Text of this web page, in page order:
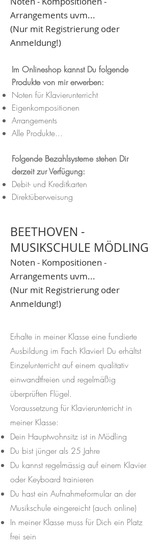
Arrangements uvm...
(Nur mit Registrierung oder
Anmeldung!)
Im Onlineshop kannst Du folgende
Produkte von mir erwerben:
Noten für Klavierunterricht
Eigenkompositionen
Arrangements
Alle Produkte...
Folgende Bezahlsysteme stehen Dir
derzeit zur Verfügung:
Debit- und Kreditkarten
Direktüberweisung
BEETHOVEN -
MUSIKSCHULE MÖDLING
Noten - Kompositionen -
Arrangements uvm...
(Nur mit Registrierung oder
Anmeldung!)
Erhalte in meiner Klasse eine fundierte
Ausbildung im Fach Klavier! Du erhältst
Einzelunterricht auf einem qualitativ
einwandtfreien und regelmäßig
überprüften Flügel.
Voraussetzung für Klavierunterricht in
meiner Klasse:
Dein Hauptwohnsitz ist in Mödling
Du bist jünger als 25 Jahre
Du kannst regelmässig auf einem Klavier
oder Keyboard trainieren
Du hast ein Aufnahmeformular an der
Musikschule eingereicht (auch online)
In meiner Klasse muss für Dich ein Platz
frei sein